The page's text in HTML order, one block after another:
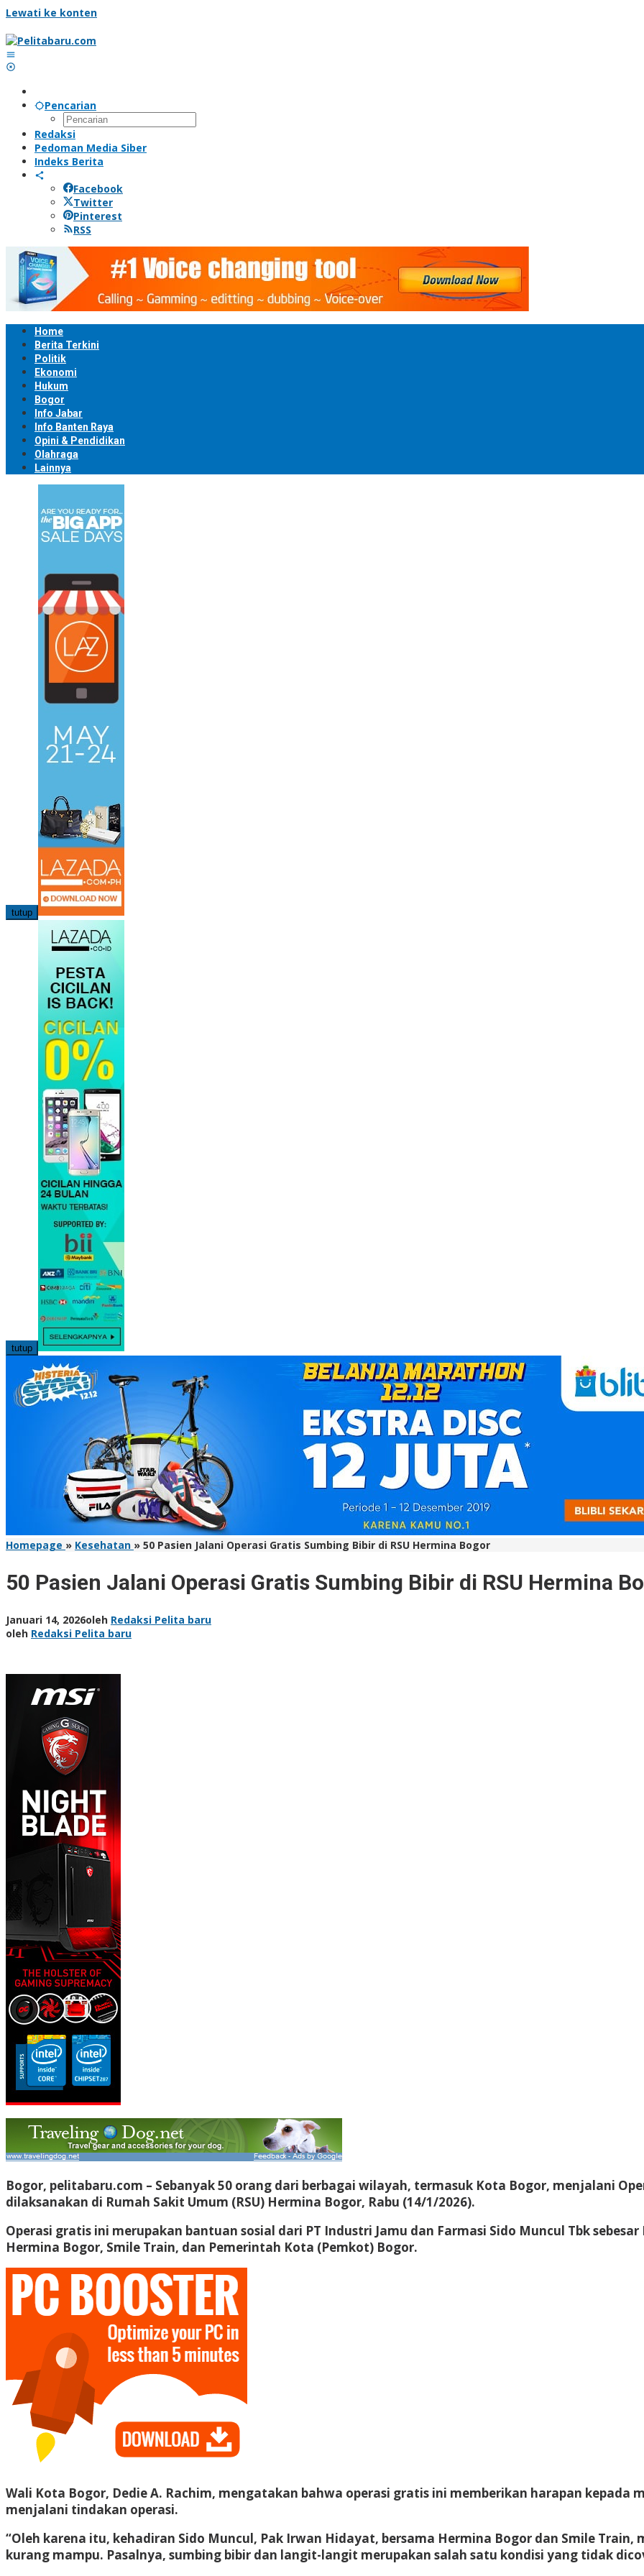
Lewati ke konten
Pencarian
Redaksi
Pedoman Media Siber
Indeks Berita
Facebook
Twitter
Pinterest
RSS
Home
Berita Terkini
Politik
Ekonomi
Hukum
Bogor
Info Jabar
Info Banten Raya
Opini & Pendidikan
Olahraga
Lainnya
tutup
tutup
Homepage » Kesehatan » 50 Pasien Jalani Operasi Gratis Sumbing Bibir di RSU Hermina Bogor
50 Pasien Jalani Operasi Gratis Sumbing Bibir di RSU Hermina
Januari 14, 2026oleh Redaksi Pelita baru
oleh Redaksi Pelita baru
Bogor, pelitabaru.com – Sebanyak 50 orang dari berbagai wilayah, termasuk Kota Bogor, menjalani
dilaksanakan di Rumah Sakit Umum (RSU) Hermina Bogor, Rabu (14/1/2026).
Operasi gratis ini merupakan bantuan sosial dari PT Industri Jamu dan Farmasi Sido Muncul Tbk
Hermina Bogor, Smile Train, dan Pemerintah Kota (Pemkot) Bogor.
Wali Kota Bogor, Dedie A. Rachim, mengatakan bahwa operasi gratis ini memberikan harapan kepada
menjalani tindakan operasi.
“Oleh karena itu, kehadiran Sido Muncul, Pak Irwan Hidayat, bersama Hermina Bogor dan Smile
kurang mampu. Pasalnya, sumbing bibir dan langit-langit merupakan salah satu kondisi yang tidak